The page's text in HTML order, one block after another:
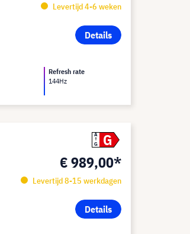
Levertijd 4-6 weken
Details
Refresh rate
144Hz
A
G
G
€ 989,00*
Levertijd 8-15 werkdagen
Details